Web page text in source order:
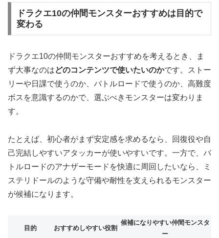
ドラクエ10の仲間モンスターおすすめは目的で
変わる
ドラクエ10の仲間モンスターおすすめを考えるとき、ま
ず大事なのはどのコンテンツで使いたいのかです。ストー
リーや日課で使うのか、バトルロードで使うのか、高難度
ボスを意識するのかで、選ぶべきモンスターは変わりま
す。
たとえば、初心者がまず安定感を求めるなら、回復役や自
己完結しやすいアタッカーが使いやすいです。一方で、バ
トルロードのアナザーモードを快適に周回したいなら、ミ
ステリドールのような守備や耐性を支えられるモンスター
が候補になります。
目的 おすすめしやすい役割
候補になりやすい仲間モンスタ
ー